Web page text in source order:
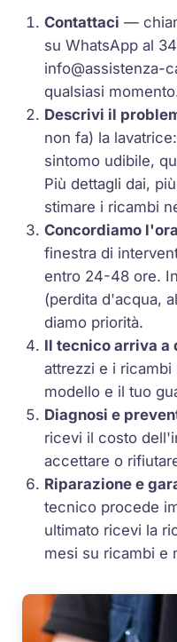
Contattaci —
su WhatsApp al
info@assistenza-
qualsiasi
Descrivi il
non fa) la
sintomo udibile,
Più dettagli dai,
stimare i ricambi
Concordiamo
finestra di
entro 24-48 ore.
(perdita d'acqua,
diamo priorità.
Il tecnico arriva a
attrezzi e i
modello e il tuo
Diagnosi e
ricevi il costo
accettare o
Riparazione e
tecnico procede
ultimato ricevi la
mesi su ricambi e